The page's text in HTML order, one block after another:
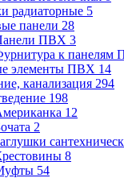
радиаторные 5
панели 28
ПВХ 3
к панелям
элементы ПВХ 14
канализация 294
198
12
2
8
54